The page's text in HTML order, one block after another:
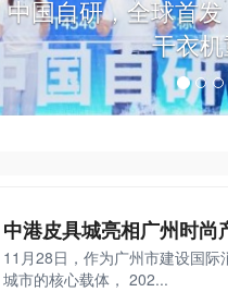
"轻"不等于"更少"：
轻量
11月28日，作为广州市建设国际
城市的核心载体， 202...